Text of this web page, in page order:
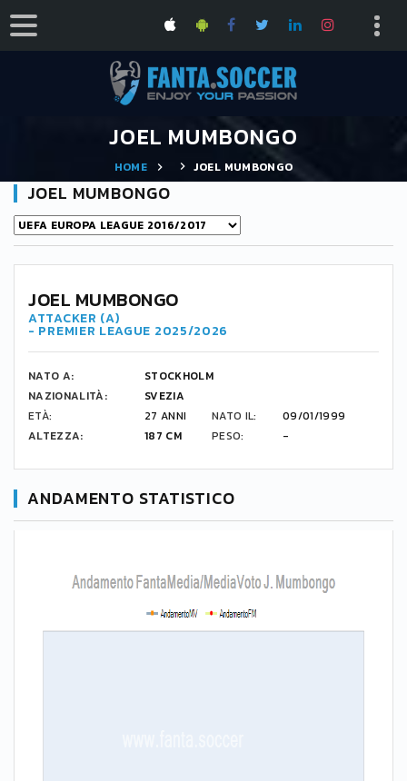
JOEL MUMBONGO
HOME JOEL MUMBONGO
JOEL MUMBONGO
JOEL MUMBONGO
ATTACKER (A)
- PREMIER LEAGUE 2025/2026
NATO A:
STOCKHOLM
NAZIONALITÀ:
SVEZIA
ETÀ:
27 ANNI NATO IL:
09/01/1999
ALTEZZA:
187 CM PESO: -
ANDAMENTO STATISTICO